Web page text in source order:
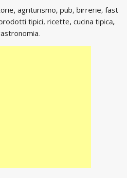
agriturismo, pub, birrerie, fast
tipici, ricette, cucina tipica,